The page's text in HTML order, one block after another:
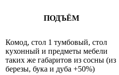
ПОДЪЁМ
Комод, стол 1 тумбовый, стол
кухонный и предметы мебели
таких же габаритов из сосны (из
березы, бука и дуба +50%)